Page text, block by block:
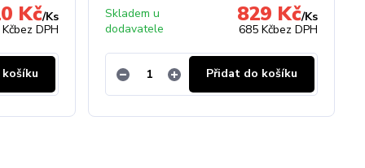
Kč/Ks
bez DPH
829 Kč/Ks
685 Kčbez DPH
Skladem u
dodavatele
Přidat do košíku